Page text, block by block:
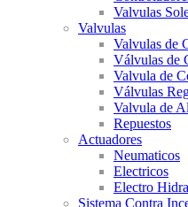
Valvulas
Valvulas
Valvulas de
Válvulas de
Valvula de
Válvulas
Valvula de
Repuestos
Actuadores
Neumaticos
Electricos
Electro
Sistema Contra